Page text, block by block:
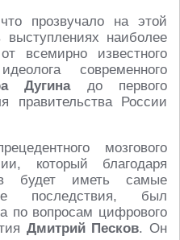
прозвучало на этой
выступлениях наиболее
всемирно известного
современного
Дугинадо первого
правительства России
мозгового
который благодаря
будет иметь самые
последствия, был
по вопросам цифрового
Дмитрий Песков. Он